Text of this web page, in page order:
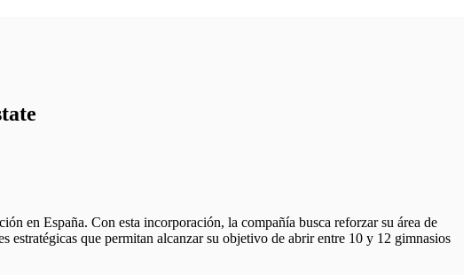
en España. Con esta incorporación, la compañía busca reforzar su área de
estratégicas que permitan alcanzar su objetivo de abrir entre 10 y 12 gimnasios